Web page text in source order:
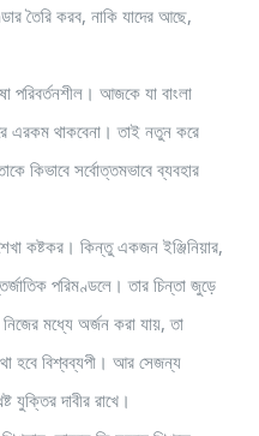
তৈরি করব, নাকি যাদের আছে,
পরিবর্তনশীল। আজকে যা বাংলা
এরকম থাকবেনা। তাই নতুন করে
কিভাবে সর্বোত্তমভাবে ব্যবহার
কষ্টকর। কিন্তু একজন ইঞ্জিনিয়ার,
পরিমণ্ডলে। তার চিন্তা জুড়ে
মধ্যে অর্জন করা যায়, তা
হবে বিশ্বব্যপী। আর সেজন্য
যুক্তির দাবীর রাখে।